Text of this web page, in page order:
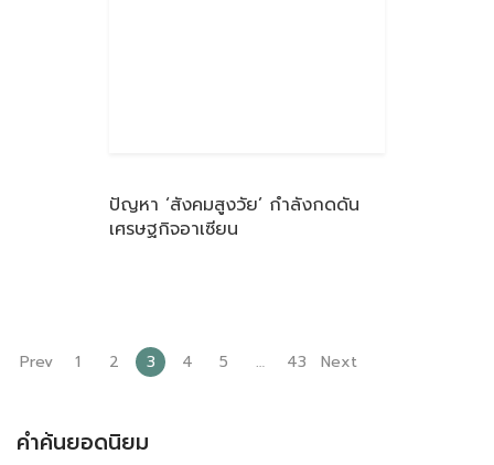
ปัญหา ‘สังคมสูงวัย’ กำลังกดดัน
เศรษฐกิจอาเซียน
Prev 1 2 3 4 5 … 43 Next
คำค้นยอดนิยม